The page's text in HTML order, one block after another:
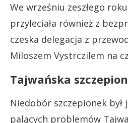
We wrześniu zeszłego
przyleciała również z
czeska delegacja z
Miloszem Vystrczilem na
Tajwańska
Niedobór szczepionek
palących problemów